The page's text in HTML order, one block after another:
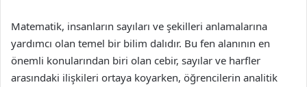
Matematik, insanların sayıları ve şekilleri anlamalarına
yardımcı olan temel bir bilim dalıdır. Bu fen alanının en
önemli konularından biri olan cebir, sayılar ve harfler
arasındaki ilişkileri ortaya koyarken, öğrencilerin analitik